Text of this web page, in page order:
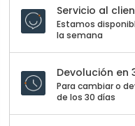
Servicio al
Estamos
la semana
Devolución en
Para cambiar o
de los 30 días